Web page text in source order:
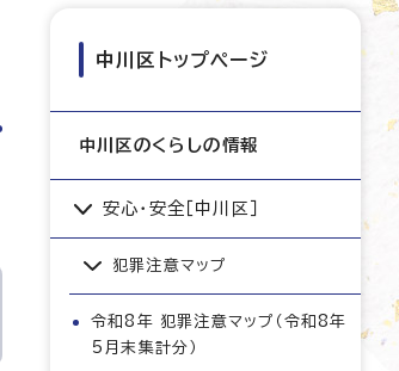
中川区トップページ
中川区のくらしの情報
安心・安全［中川区］
犯罪注意マップ
令和8年 犯罪注意マップ（令和8年
5月末集計分）